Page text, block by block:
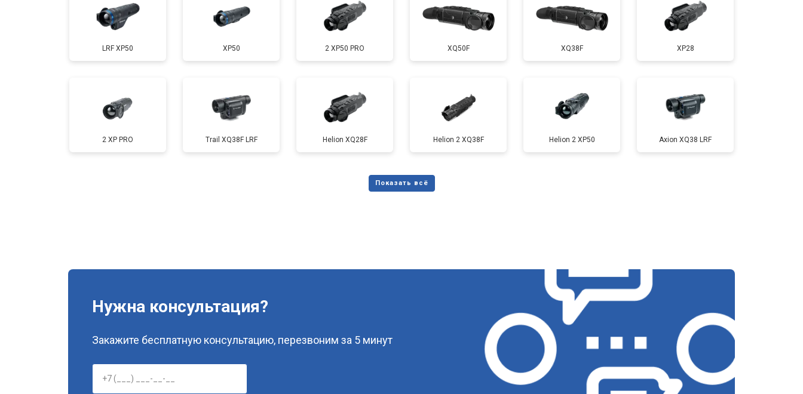
LRF XP50 XP50 2 XP50 PRO XQ50F XQ38F XP28
2 XP PRO Trail XQ38F LRF Helion XQ28F Helion 2 XQ38F Helion 2 XP50 Axion XQ38 LRF
Нужна консультация?
Закажите бесплатную консультацию, перезвоним за 5 минут